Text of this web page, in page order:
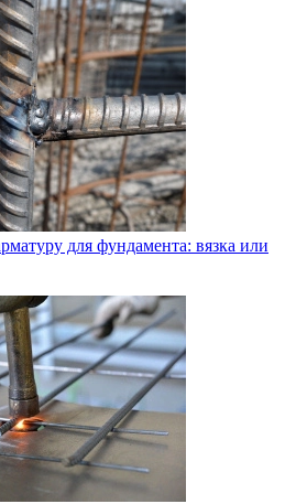
для фундамента: вязка или